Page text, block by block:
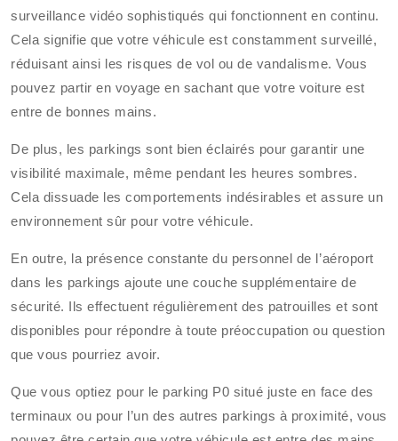
surveillance vidéo sophistiqués qui fonctionnent en continu.
Cela signifie que votre véhicule est constamment surveillé,
réduisant ainsi les risques de vol ou de vandalisme. Vous
pouvez partir en voyage en sachant que votre voiture est
entre de bonnes mains.
De plus, les parkings sont bien éclairés pour garantir une
visibilité maximale, même pendant les heures sombres.
Cela dissuade les comportements indésirables et assure un
environnement sûr pour votre véhicule.
En outre, la présence constante du personnel de l’aéroport
dans les parkings ajoute une couche supplémentaire de
sécurité. Ils effectuent régulièrement des patrouilles et sont
disponibles pour répondre à toute préoccupation ou question
que vous pourriez avoir.
Que vous optiez pour le parking P0 situé juste en face des
terminaux ou pour l’un des autres parkings à proximité, vous